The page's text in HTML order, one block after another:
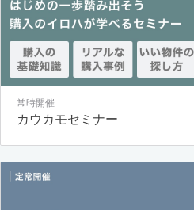
常時開催
カウカモセミナー